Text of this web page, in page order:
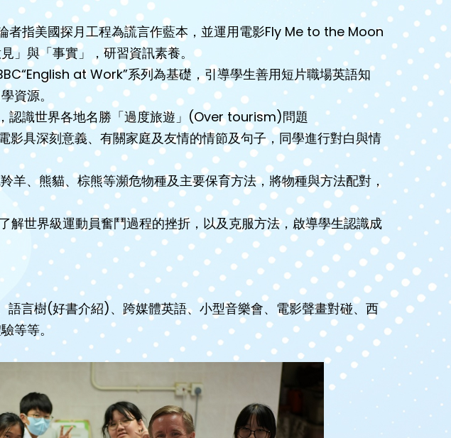
指美國探月工程為謊言作藍本，並運用電影Fly Me to the Moon
」與「事實」，研習資訊素養。
at Work”系列為基礎，引導學生善用短片職場英語知
資源。
識世界各地名勝「過度旅遊」(Over tourism)問題
深刻意義、有關家庭及友情的情節及句子，同學進行對白與情
、熊貓、棕熊等瀕危物種及主要保育方法，將物種與方法配對，
世界級運動員奮鬥過程的挫折，以及克服方法，啟導學生認識成
語言樹(好書介紹)、跨媒體英語、小型音樂會、電影聲畫對碰、西
等等。